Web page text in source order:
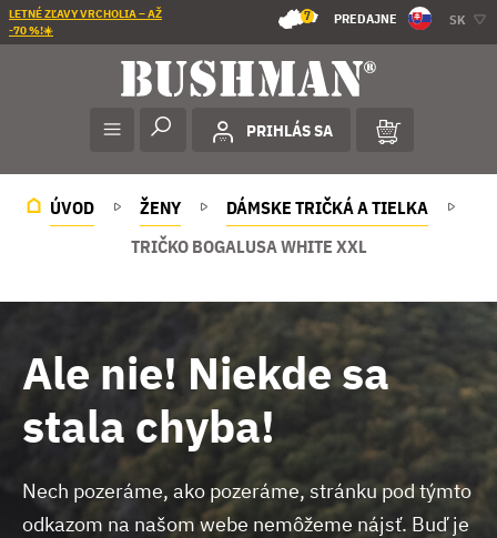
LETNÉ ZĽAVY VRCHOLIA – AŽ
-70 %!☀️
7 PREDAJNE SK
PRIHLÁS SA
ÚVOD ŽENY
DÁMSKE TRIČKÁ A TIELKA
TRIČKO BOGALUSA WHITE XXL
Ale nie! Niekde sa
stala chyba!
Nech pozeráme, ako pozeráme, stránku pod týmto
odkazom na našom webe nemôžeme nájsť. Buď je